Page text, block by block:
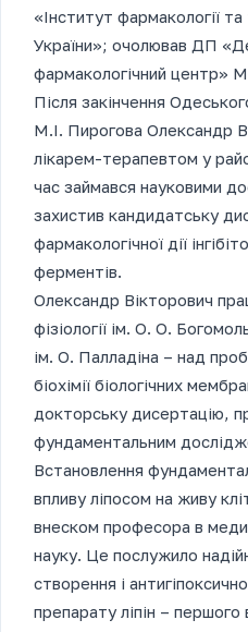
«Інститут фармакології
України»; очолював ДП
фармакологічний центр»
Після закінчення
М.І. Пирогова Олександр
лікарем-терапевтом у
час займався науковими
захистив кандидатську
фармакологічної дії
ферментів.
Олександр Вікторович
фізіології ім. О. О.
ім. О. Палладіна – над
біохімії біологічних
докторську дисертацію,
фундаментальним
Встановлення
впливу ліпосом на живу
внеском професора в
науку. Це послужило
створення і
препарату ліпін – першого